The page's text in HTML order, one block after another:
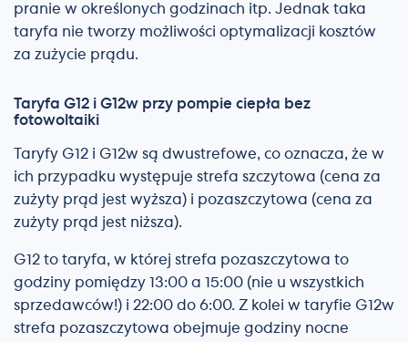
pranie w określonych godzinach itp. Jednak taka
taryfa nie tworzy możliwości optymalizacji kosztów
za zużycie prądu.
Taryfa G12 i G12w przy pompie ciepła bez
fotowoltaiki
Taryfy G12 i G12w są dwustrefowe, co oznacza, że w
ich przypadku występuje strefa szczytowa (cena za
zużyty prąd jest wyższa) i pozaszczytowa (cena za
zużyty prąd jest niższa).
G12 to taryfa, w której strefa pozaszczytowa to
godziny pomiędzy 13:00 a 15:00 (nie u wszystkich
sprzedawców!) i 22:00 do 6:00. Z kolei w taryfie G12w
strefa pozaszczytowa obejmuje godziny nocne